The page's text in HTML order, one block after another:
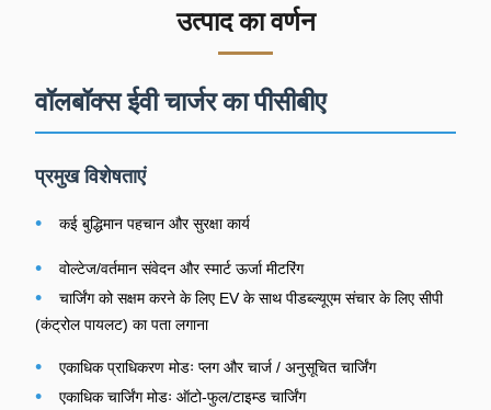
उत्पाद का वर्णन
वॉलबॉक्स ईवी चार्जर का पीसीबीए
प्रमुख विशेषताएं
• कई बुद्धिमान पहचान और सुरक्षा कार्य
• वोल्टेज/वर्तमान संवेदन और स्मार्ट ऊर्जा मीटरिंग
•
चार्जिंग को सक्षम करने के लिए EV के साथ पीडब्ल्यूएम संचार के लिए सीपी
(कंट्रोल पायलट) का पता लगाना
• एकाधिक प्राधिकरण मोडः प्लग और चार्ज / अनुसूचित चार्जिंग
• एकाधिक चार्जिंग मोडः ऑटो-फुल/टाइम्ड चार्जिंग